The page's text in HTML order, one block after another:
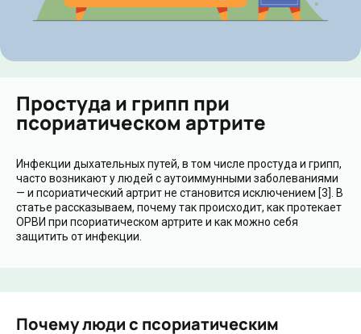
Простуда и грипп при
псориатическом артрите
Инфекции дыхательных путей, в том числе простуда и грипп,
часто возникают у людей с аутоиммунными заболеваниями
— и псориатический артрит не становится исключением [3]. В
статье рассказываем, почему так происходит, как протекает
ОРВИ при псориатическом артрите и как можно себя
защитить от инфекции.
Почему люди с псориатическим